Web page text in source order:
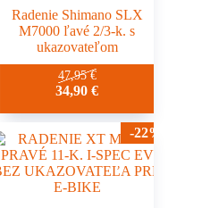
Radenie Shimano SLX
M7000 ľavé 2/3-k. s
ukazovateľom
47,95€
34,90€
-22%